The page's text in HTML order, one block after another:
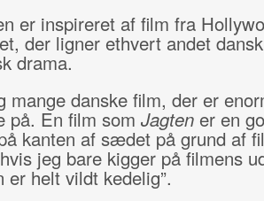
er inspireret af film fra
der ligner ethvert andet
drama.
mange danske film, der er
på. En film som Jagten er en
kanten af sædet på grund af
jeg bare kigger på filmens
er helt vildt kedelig”.